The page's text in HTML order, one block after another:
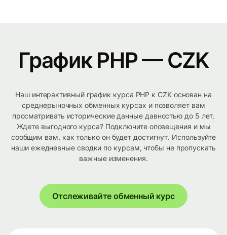
График PHP — CZK
Наш интерактивный график курса PHP к CZK основан на
среднерыночных обменных курсах и позволяет вам
просматривать исторические данные давностью до 5 лет.
Ждете выгодного курса? Подключите оповещения и мы
сообщим вам, как только он будет достигнут. Используйте
наши ежедневные сводки по курсам, чтобы не пропускать
важные изменения.
Отслеживайте обменный курс